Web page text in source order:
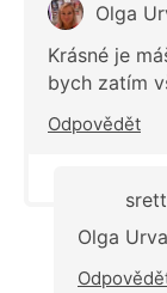
Olga
Krásné je
bych zatím
Odpovědět
Olga